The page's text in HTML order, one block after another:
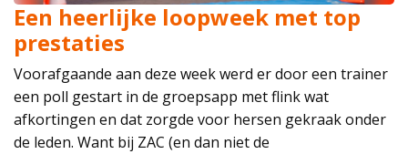
Een heerlijke loopweek met top
prestaties
Voorafgaande aan deze week werd er door een trainer
een poll gestart in de groepsapp met flink wat
afkortingen en dat zorgde voor hersen gekraak onder
de leden. Want bij ZAC (en dan niet de